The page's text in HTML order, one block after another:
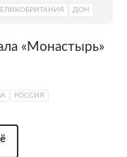
ДОН
«Монастырь»
РОССИЯ